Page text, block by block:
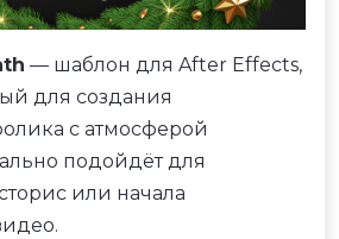
— шаблон для After Effects,
для создания
с атмосферой
подойдёт для
или начала